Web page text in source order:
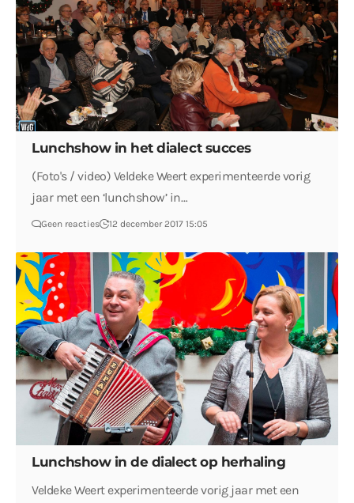
Lunchshow in het dialect succes
(Foto's / video) Veldeke Weert experimenteerde vorig
jaar met een ‘lunchshow’ in…
Geen reacties 12 december 2017 15:05
Lunchshow in de dialect op herhaling
Veldeke Weert experimenteerde vorig jaar met een